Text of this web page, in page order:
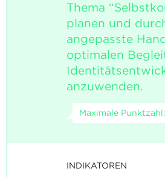
Thema
planen und
angepasste
optimalen
anzuwenden.
Maximale Punktzahl:
INDIKATOREN